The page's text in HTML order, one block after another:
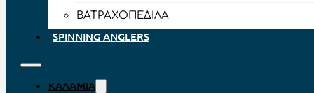
ΒΑΤΡΑΧΟΠΈΔΙΛΑ
SPINNING ANGLERS
ΚΑΛΆΜΙΑ